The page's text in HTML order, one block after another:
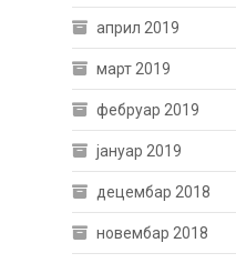
април 2019
март 2019
фебруар 2019
јануар 2019
децембар 2018
новембар 2018